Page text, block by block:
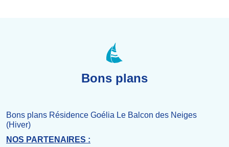
Bons plans
Bons plans Résidence Goélia Le Balcon des Neiges
(Hiver)
NOS PARTENAIRES :